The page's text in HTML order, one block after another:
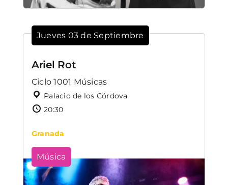
Jueves 03 de Septiembre
Ariel Rot
Ciclo 1001 Músicas
Palacio de los Córdova
20:30
Granada
Música